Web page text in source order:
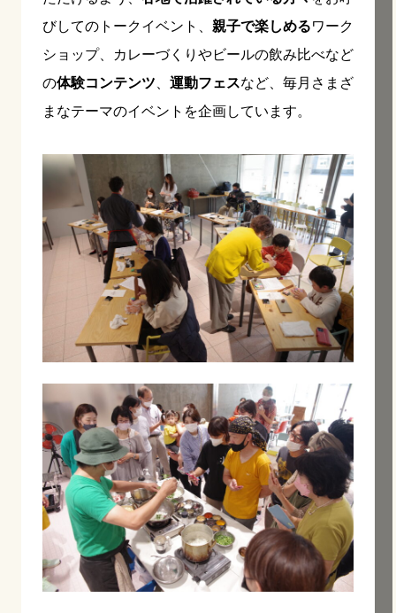
びしてのトークイベント、 親子で楽しめるワーク
ショップ、カレーづくりやビールの飲み比べなど
の体験コンテンツ 運動フェスなど、毎月さまざ
まなテーマのイベントを企画しています。